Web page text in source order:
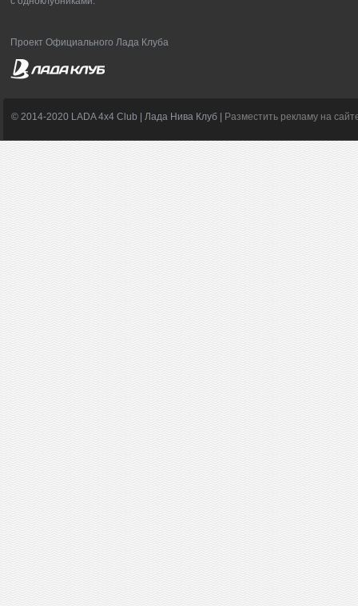
Проект Официального Лада Клуба
© 2014-2020 LADA 4x4 Club | Лада Нива Клуб | Разместить рекламу на